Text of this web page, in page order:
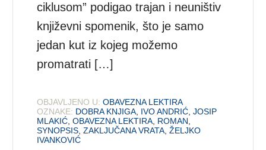
ciklusom” podigao trajan i neuništiv
književni spomenik, što je samo
jedan kut iz kojeg možemo
promatrati […]
OBJAVLJENO U: OBAVEZNA LEKTIRA
OZNAKE: DOBRA KNJIGA IVO ANDRIĆ ,JOSIP
MLAKIĆ ,OBAVEZNA LEKTIRA ROMAN
SYNOPSIS ,ZAKLJUČANA VRATA ,ŽELJKO
IVANKOVIĆ